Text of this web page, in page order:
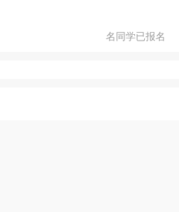
名同学已报名